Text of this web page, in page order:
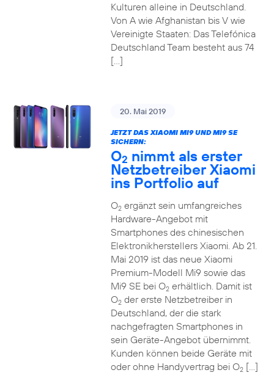
Kulturen alleine in Deutschland.
Von A wie Afghanistan bis V wie
Vereinigte Staaten: Das Telefónica
Deutschland Team besteht aus 74
[…]
20. Mai 2019
JETZT DAS XIAOMI MI9 UND MI9 SE
SICHERN:
O2 nimmt als erster
Netzbetreiber Xiaomi
ins Portfolio auf
O2ergänzt sein umfangreiches
Hardware-Angebot mit
Smartphones des chinesischen
Elektronikherstellers Xiaomi. Ab 21.
Mai 2019 ist das neue Xiaomi
Premium-Modell Mi9 sowie das
Mi9 SE bei O2erhältlich. Damit ist
O2der erste Netzbetreiber in
Deutschland, der die stark
nachgefragten Smartphones in
sein Geräte-Angebot übernimmt.
Kunden können beide Geräte mit
oder ohne Handyvertrag bei O2[…]